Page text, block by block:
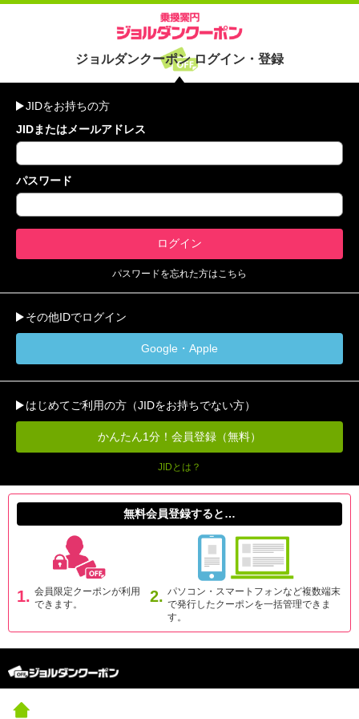
ジョルダンクーポン ログイン・登録
JIDをお持ちの方
JIDまたはメールアドレス
パスワード
パスワードを忘れた方はこちら
その他IDでログイン
Google・Apple
はじめてご利用の方（JIDをお持ちでない方）
かんたん1分！会員登録（無料）
JIDとは？
無料会員登録すると…
1. 会員限定クーポンが利用
できます。
2. パソコン・スマートフォンなど複数端末
で発行したクーポンを一括管理できま
す。